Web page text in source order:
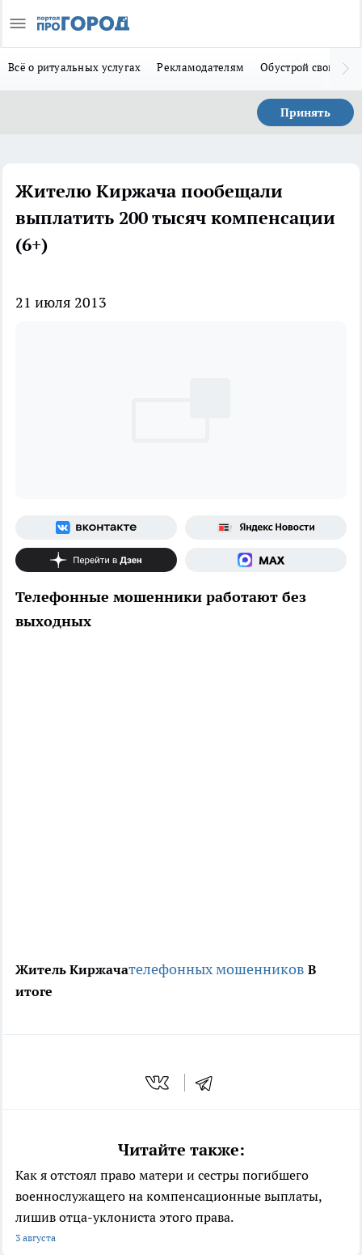
Всё о ритуальных услугах Рекламодателям Обустрой свой дом
Принять
Жителю Киржача пообещали
выплатить 200 тысяч компенсации
(6+)
21 июля 2013
Телефонные мошенники работают без
выходных
Житель Киржачателефонных мошенников В
итоге
Читайте также:
Как я отстоял право матери и сестры погибшего
военнослужащего на компенсационные выплаты,
лишив отца-уклониста этого права.
3 августа